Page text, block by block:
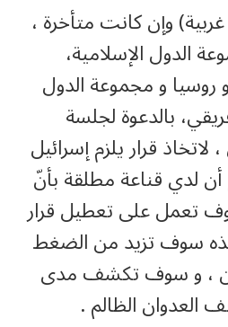
وإن كانت متأخرة ،
الدول الإسلامية،
روسيا و مجموعة الدول
بالدعوة لجلسة
قرار يلزم إسرائيل
لدي قناعة مطلقة بأنّ
تعمل على تعطيل قرار
سوف تزيد من الضغط
، و سوف تكشف مدى
العدوان الظالم .